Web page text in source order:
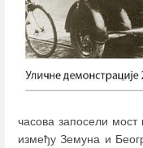
часова запосели мост
између Земуна и